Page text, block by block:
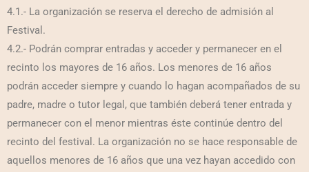
4.1.- La organización se reserva el derecho de admisión al
Festival.
4.2.- Podrán comprar entradas y acceder y permanecer en el
recinto los mayores de 16 años. Los menores de 16 años
podrán acceder siempre y cuando lo hagan acompañados de su
padre, madre o tutor legal, que también deberá tener entrada y
permanecer con el menor mientras éste continúe dentro del
recinto del festival. La organización no se hace responsable de
aquellos menores de 16 años que una vez hayan accedido con